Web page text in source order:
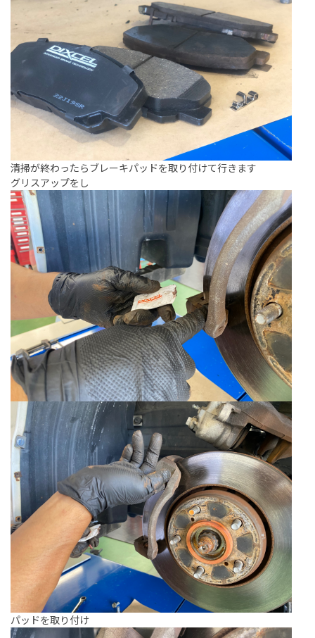
清掃が終わったらブレーキパッドを取り付けて行きます
グリスアップをし
パッドを取り付け